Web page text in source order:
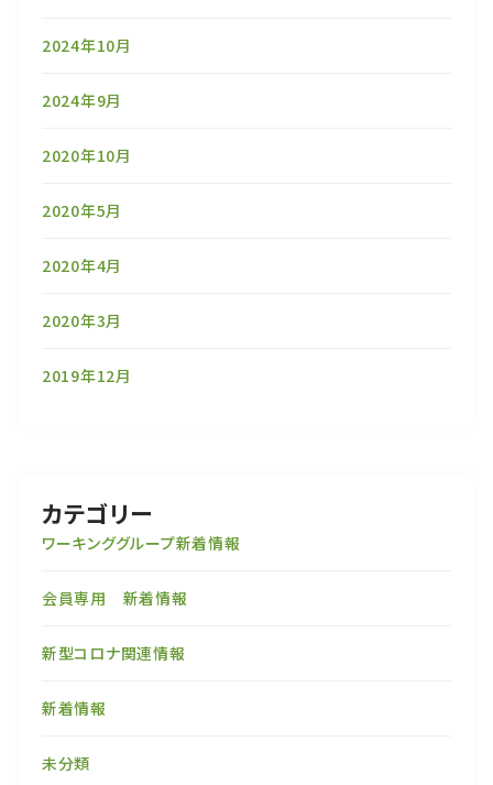
2024年10月
2024年9月
2020年10月
2020年5月
2020年4月
2020年3月
2019年12月
カテゴリー
ワーキンググループ新着情報
会員専用 新着情報
新型コロナ関連情報
新着情報
未分類